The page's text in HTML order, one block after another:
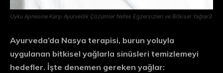
Uyku Apnesine Karşı Ayurvedik Çözümler Nefes Egzersizleri ve Bitkisel Yağlar3
Ayurveda’da Nasya terapisi, burun yoluyla
uygulanan bitkisel yağlarla sinüsleri temizlemeyi
hedefler. İşte denemen gereken yağlar: